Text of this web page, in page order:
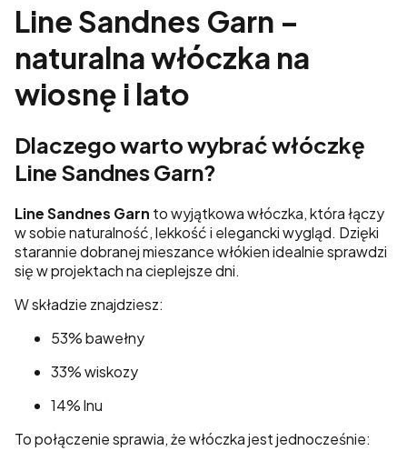
Line Sandnes Garn –
naturalna włóczka na
wiosnę i lato
Dlaczego warto wybrać włóczkę
Line Sandnes Garn?
Line Sandnes Garn to wyjątkowa włóczka, która łączy
w sobie naturalność, lekkość i elegancki wygląd. Dzięki
starannie dobranej mieszance włókien idealnie sprawdzi
się w projektach na cieplejsze dni.
W składzie znajdziesz:
53% bawełny
33% wiskozy
14% lnu
To połączenie sprawia, że włóczka jest jednocześnie: